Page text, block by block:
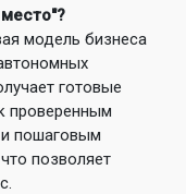
модель бизнеса
готовые
проверенным
пошаговым
позволяет